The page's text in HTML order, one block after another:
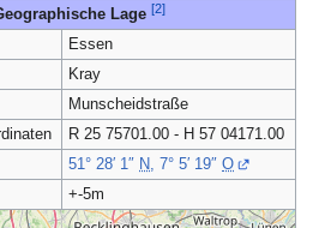
Lage [2]
Essen
Kray
Munscheidstraße
R 25 75701.00 - H 57 04171.00
51° 28′ 1″ N, 7° 5′ 19″O
+-5m